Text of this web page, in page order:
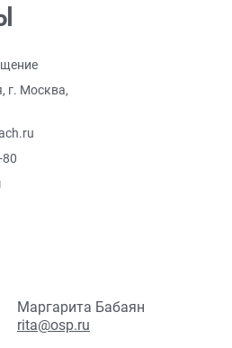
г. Москва,
Маргарита Бабаян
rita@osp.ru